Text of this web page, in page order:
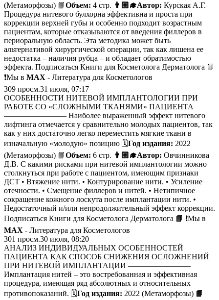
(Метаморфозы) 📙Объем: 4 стр. 👨🏼‍🎓Автор: Курская А.Г.
Процедура нитевого булхорна эффективна и проста при
коррекции верхней губы и особенно подходит возрастным
пациентам, которые отказываются от введения филлеров в
периоральную область. Эта методика может быть
альтернативой хирургической операции, так как лишена ее
недостатка – наличия рубца – и обладает обратимостью
эффекта. Подписаться Книги для Косметолога Дерматолога 📘
❗️Мы в MAX - Литература для Косметологов
309 просм.31 июля, 07:17
ОСОБЕННОСТИ НИТЕВОЙ ИМПЛАНТОЛОГИИ ПРИ
РАБОТЕ СО «СЛОЖНЫМИ ТКАНЯМИ» ПАЦИЕНТА
———————— Наиболее выраженный эффект нитевого
лифтинга отмечается у сравнительно молодых пациентов, так
как у них достаточно легко переместить мягкие ткани в
изначальную «молодую» позицию 🗓Год издания: 2022
(Метаморфозы) 📙Объем: 6 стр. 👨🏼‍🎓Автор: Овчинникова
Д.В. С какими рисками при нитевой имплантологии можно
столкнуться при работе с пациентом, имеющим признаки
ДСТ • Втяжение нити. • Контурирование нити. • Усиление
отечности. • Смещение филлеров и нитей. • Нетипичное
сокращение кожного лоскута после имплантации нити. •
Недостаточный и/или непродолжительный эффект коррекции.
Подписаться Книги для Косметолога Дерматолога 📘 ❗️Мы в
MAX - Литература для Косметологов
301 просм.30 июля, 08:20
АНАЛИЗ ИНДИВИДУАЛЬНЫХ ОСОБЕННОСТЕЙ
ПАЦИЕНТА КАК СПОСОБ СНИЖЕНИЯ ОСЛОЖНЕНИЙ
ПРИ НИТЕВОЙ ИМПЛАНТАЦИИ ————————
Имплантация нитей – это востребованная и эффективная
процедура, имеющая ряд абсолютных и относительных
противопоказаний. 🗓Год издания: 2022 (Метаморфозы) 📙